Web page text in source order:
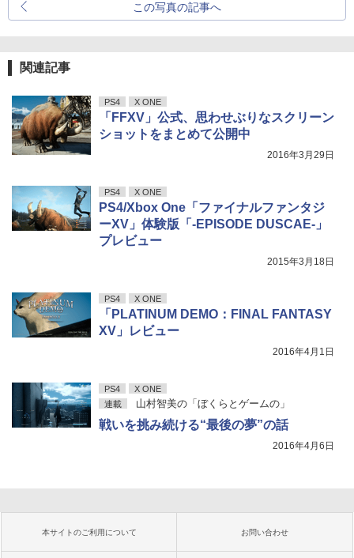
この写真の記事へ
関連記事
PS4 X ONE
「FFXV」公式、思わせぶりなスクリーン
ショットをまとめて公開中
2016年3月29日
PS4 X ONE
PS4/Xbox One「ファイナルファンタジ
ーXV」体験版「-EPISODE DUSCAE-」
プレビュー
2015年3月18日
PS4 X ONE
「PLATINUM DEMO：FINAL FANTASY
XV」レビュー
2016年4月1日
PS4
X ONE
連載
山村智美の「ぼくらとゲームの」
戦いを挑み続ける“最後の夢”の話
2016年4月6日
本サイトのご利用について お問い合わせ